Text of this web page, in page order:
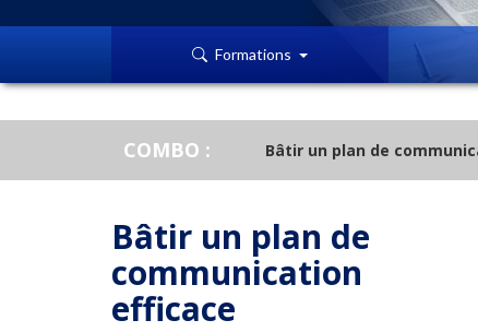
Formations
COMBO : Bâtir un plan de
Bâtir un plan de
communication
efficace